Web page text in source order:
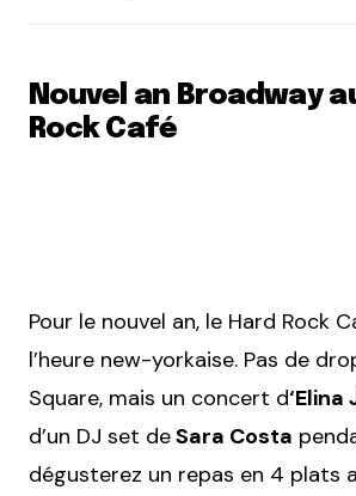
Nouvel an Broadway
Rock Café
Pour le nouvel an, le Hard Rock
l’heure new-yorkaise. Pas de
Square, mais un concert d‘Elina
d’un DJ set deSara Costa
dégusterez un repas en 4 plats